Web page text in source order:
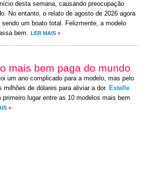
desta semana, causando preocupação
No entanto, o relato de agosto de 2026 agora
um boato total. Felizmente, a modelo
bem.
LER MAIS »
mais bem paga do mundo
um ano complicado para a modelo, mas pelo
milhões de dólares para aliviar a dor. Estelle
primeiro lugar entre as 10 modelos mais bem
»